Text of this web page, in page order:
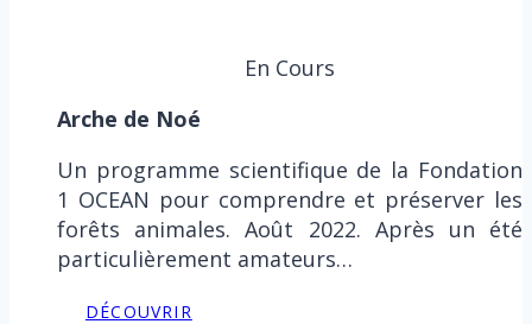
En Cours
Arche de Noé
Un programme scientifique de la Fondation
1 OCEAN pour comprendre et préserver les
forêts animales. Août 2022. Après un été
particulièrement amateurs…
DÉCOUVRIR